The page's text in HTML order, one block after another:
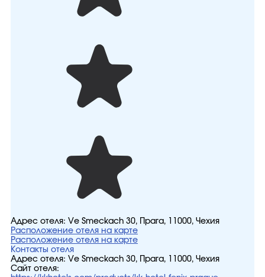
Адрес отеля: Ve Smeckach 30, Прага, 11000, Чехия
Расположение отеля на карте
Расположение отеля на карте
Контакты отеля
Адрес отеля: Ve Smeckach 30, Прага, 11000, Чехия
Сайт отеля: